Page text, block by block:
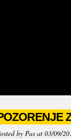
by Pas at 03/09/